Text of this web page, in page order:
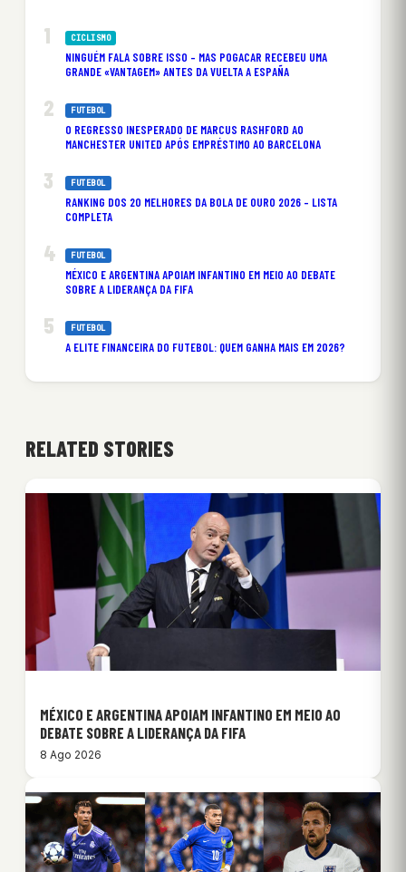
CICLISMO
NINGUÉM FALA SOBRE ISSO – MAS POGACAR RECEBEU UMA
GRANDE «VANTAGEM» ANTES DA VUELTA A ESPAÑA
FUTEBOL
O REGRESSO INESPERADO DE MARCUS RASHFORD AO
MANCHESTER UNITED APÓS EMPRÉSTIMO AO BARCELONA
FUTEBOL
RANKING DOS 20 MELHORES DA BOLA DE OURO 2026 – LISTA
COMPLETA
FUTEBOL
MÉXICO E ARGENTINA APOIAM INFANTINO EM MEIO AO DEBATE
SOBRE A LIDERANÇA DA FIFA
FUTEBOL
A ELITE FINANCEIRA DO FUTEBOL: QUEM GANHA MAIS EM 2026?
RELATED STORIES
MÉXICO E ARGENTINA APOIAM INFANTINO EM MEIO AO
DEBATE SOBRE A LIDERANÇA DA FIFA
8 Ago 2026